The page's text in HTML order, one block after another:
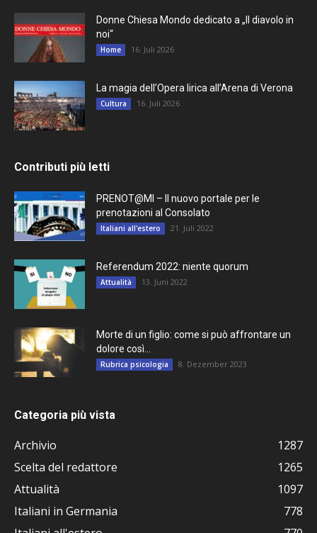
Donne Chiesa Mondo dedicato a „Il diavolo in
noi“
Home 16. Juli 2026
La magia dell’Opera lirica all’Arena di Verona
Cultura 16. Juli 2026
Contributi più letti
PRENOT@MI – Il nuovo portale per le
prenotazioni al Consolato
Italiani all'estero 21. Juli 2022
Referendum 2022: niente quorum
Attualità 13. Juni 2022
Morte di un figlio: come si può affrontare un
dolore così...
Rubrica psicologia 8. Dezember 2023
Categoria più vista
Archivio
1287
Scelta del redattore
1265
Attualità
1097
Italiani in Germania
778